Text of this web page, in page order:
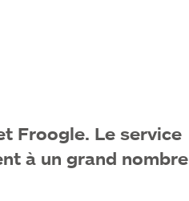
Froogle. Le service
à un grand nombre